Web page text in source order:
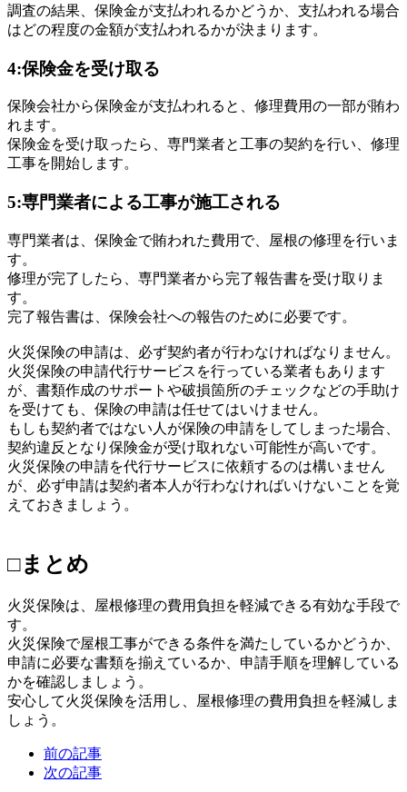
調査の結果、保険金が支払われるかどうか、支払われる場合
はどの程度の金額が支払われるかが決まります。
4:保険金を受け取る
保険会社から保険金が支払われると、修理費用の一部が賄わ
れます。
保険金を受け取ったら、専門業者と工事の契約を行い、修理
工事を開始します。
5:専門業者による工事が施工される
専門業者は、保険金で賄われた費用で、屋根の修理を行いま
す。
修理が完了したら、専門業者から完了報告書を受け取りま
す。
完了報告書は、保険会社への報告のために必要です。
火災保険の申請は、必ず契約者が行わなければなりません。
火災保険の申請代行サービスを行っている業者もあります
が、書類作成のサポートや破損箇所のチェックなどの手助け
を受けても、保険の申請は任せてはいけません。
もしも契約者ではない人が保険の申請をしてしまった場合、
契約違反となり保険金が受け取れない可能性が高いです。
火災保険の申請を代行サービスに依頼するのは構いません
が、必ず申請は契約者本人が行わなければいけないことを覚
えておきましょう。
□まとめ
火災保険は、屋根修理の費用負担を軽減できる有効な手段で
す。
火災保険で屋根工事ができる条件を満たしているかどうか、
申請に必要な書類を揃えているか、申請手順を理解している
かを確認しましょう。
安心して火災保険を活用し、屋根修理の費用負担を軽減しま
しょう。
前の記事
次の記事